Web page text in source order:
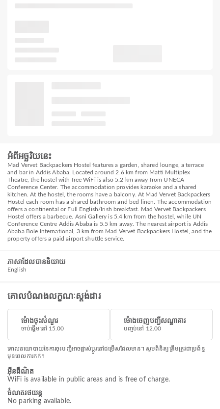
អំពីអច្ឆរិយនេះ
Mad Vervet Backpackers Hostel features a garden, shared lounge, a terrace
and bar in Addis Ababa. Located around 2.6 km from Matti Multiplex
Theatre, the hostel with free WiFi is also 5.2 km away from UNECA
Conference Center. The accommodation provides karaoke and a shared
kitchen. At the hostel, the rooms have a balcony. At Mad Vervet Backpackers
Hostel each room has a shared bathroom and bed linen. The accommodation
offers a continental or Full English/Irish breakfast. Mad Vervet Backpackers
Hostel offers a barbecue. Asni Gallery is 5.4 km from the hostel, while UN
Conference Centre Addis Ababa is 5.5 km away. The nearest airport is Addis
Ababa Bole International, 3 km from Mad Vervet Backpackers Hostel, and the
property offers a paid airport shuttle service.
ភាសាដែលបាននិយាយ
English
គោលបំណងលក្ខណៈស្តង់ដារ
ម៉ោងចុះសំណួរ
ចាប់ផ្តើមនៅ 15.00
ម៉ោងចេញបញ្ជីសណ្ឋាគារ
បញ្ចប់នៅ 12.00
គោលនយោបាយនៃការចុះបញ្ជីអាចផ្លាស់ប្តូរនៅជម្រើសដែលមាន។ សូមពិនិត្យត្រឹមត្រូវជាប្រព័ន្ធ
មុនពេលការកក់។
អ៊ីនធឺណិត
WiFi is available in public areas and is free of charge.
ចំណតរថយន្ត
No parking available.